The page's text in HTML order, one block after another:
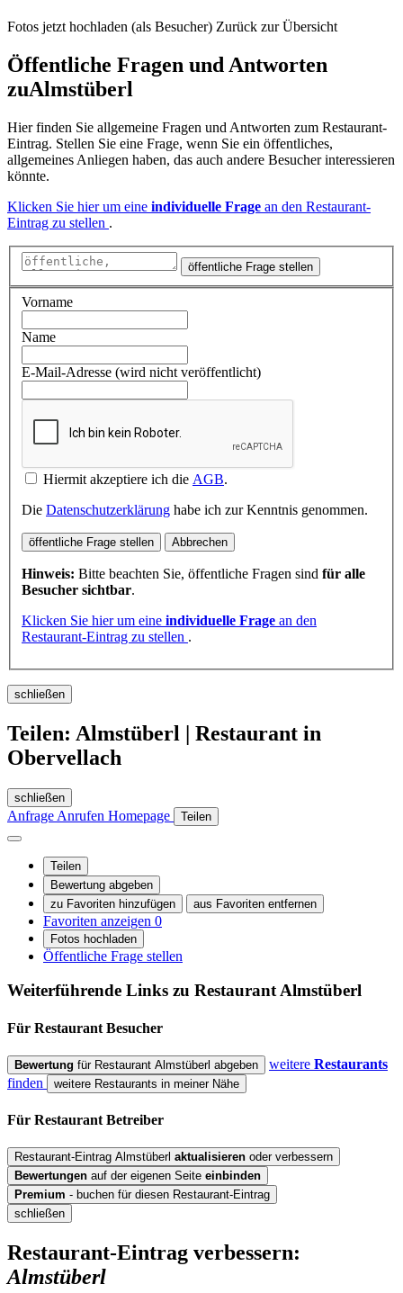
Fotos jetzt hochladen (als Besucher) Zurück zur Übersicht
Öffentliche Fragen und Antworten
zuAlmstüberl
Hier finden Sie allgemeine Fragen und Antworten zum Restaurant-
Eintrag. Stellen Sie eine Frage, wenn Sie ein öffentliches,
allgemeines Anliegen haben, das auch andere Besucher interessieren
könnte.
Klicken Sie hier um eine individuelle Frage an den Restaurant-
Eintrag zu stellen .
öffentliche Frage stellen
Vorname
Name
E-Mail-Adresse (wird nicht veröffentlicht)
Hiermit akzeptiere ich die AGB.
Die Datenschutzerklärung habe ich zur Kenntnis genommen.
öffentliche Frage stellen Abbrechen
Hinweis: Bitte beachten Sie, öffentliche Fragen sind für alle
Besucher sichtbar.
Klicken Sie hier um eine individuelle Frage an den
Restaurant-Eintrag zu stellen .
schließen
Teilen: Almstüberl | Restaurant in
Obervellach
schließen
Anfrage Anrufen Homepage Teilen
Teilen
Bewertung abgeben
zu Favoriten hinzufügen
aus Favoriten entfernen
Favoriten anzeigen 0
Fotos hochladen
Öffentliche Frage stellen
Weiterführende Links zu RestaurantAlmstüberl
Für Restaurant Besucher
Bewertung für Restaurant Almstüberl abgeben weitere Restaurants
finden
weitere Restaurants in meiner Nähe
Für Restaurant Betreiber
Restaurant-Eintrag Almstüberl aktualisieren oder verbessern
Bewertungen auf der eigenen Seite einbinden
Premium - buchen für diesen Restaurant-Eintrag
schließen
Restaurant-Eintrag verbessern:
Almstüberl